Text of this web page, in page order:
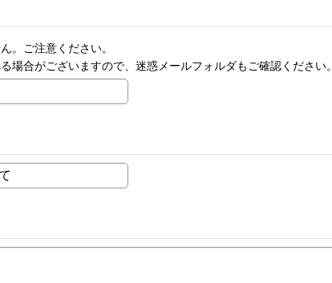
。ご注意ください。
場合がございますので、迷惑メールフォルダもご確認ください。